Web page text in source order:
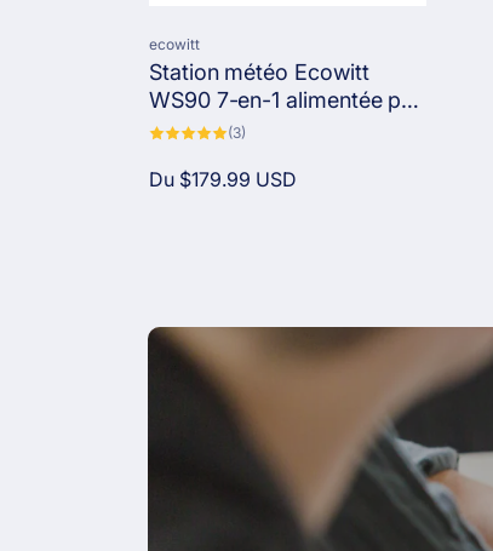
o
n
:
Distributeur :
ecowitt
Station météo Ecowitt
WS90 7-en-1 alimentée par
Shelly, Bluetooth/Zigbee,
température, humidité,
(3)
critiques
Prix
Du $179.99 USD